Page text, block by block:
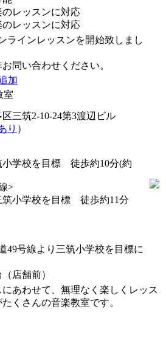
ラインレッスンを開始致しまし
問い合わせください。
加
室
三筑2-10-24第3渡辺ビル
り ）
学校を目標 徒歩約10分(約
>
小学校を目標 徒歩約11分
49号線より三筑小学校を目標に
店舗前）
あわせて、無理なく楽しくレッス
くさんの音楽教室です。